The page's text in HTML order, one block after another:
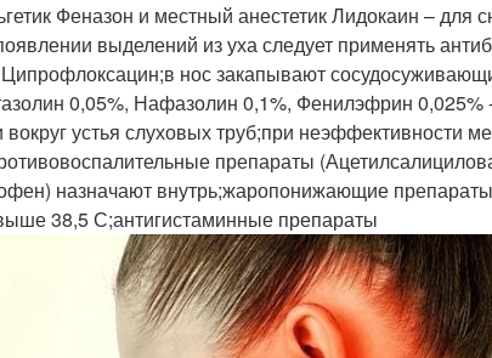
Феназон и местный анестетик Лидокаин – для
выделений из уха следует применять
нос закапывают
0,05%, Нафазолин 0,1%, Фенилэфрин
вокруг устья слуховых труб;при неэффективности
препараты
назначают внутрь;жаропонижающие
38,5 С;антигистаминные препараты